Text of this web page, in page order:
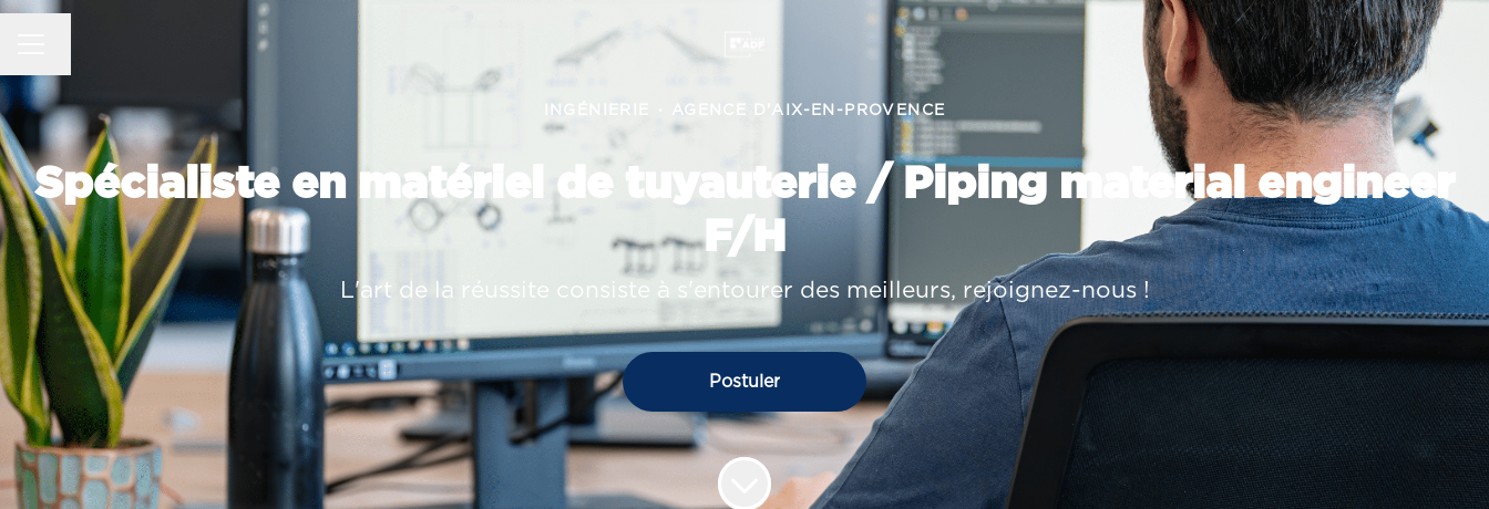
INGÉNIERIE AGENCE D'AIX-EN-PROVENCE
Spécialiste en matériel de tuyauterie / Piping material engineer
F/H
L'art de la réussite consiste à s'entourer des meilleurs, rejoignez-nous !
Postuler